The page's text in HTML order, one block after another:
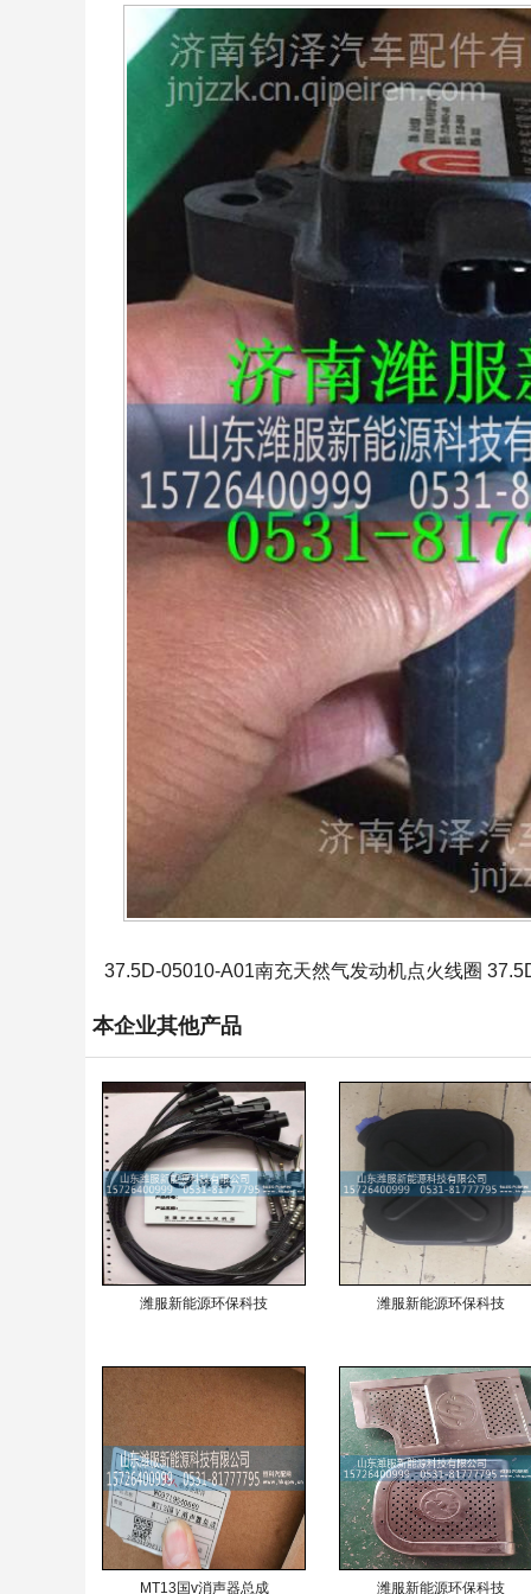
37.5D-05010-A01南充天然气发动机点火线圈
本企业其他产品
潍服新能源环保科技 潍服新能源环保科技
MT13国v消声器总成 潍服新能源环保科技